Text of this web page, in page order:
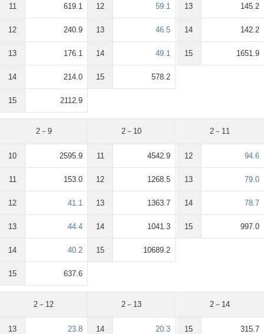
11 619.1
12 240.9
13 176.1
14 214.0
15 2112.9
12 59.1
13 46.5
14 49.1
15 578.2
13 145.2
14 142.2
15 1651.9
2－9
10 2595.9
11 153.0
12 41.1
13 44.4
14 40.2
15 637.6
2－10
11 4542.9
12 1268.5
13 1363.7
14 1041.3
15 10689.2
2－11
12 94.6
13 79.0
14 78.7
15 997.0
2－12
13 23.8
2－13
14 20.3
2－14
15 315.7